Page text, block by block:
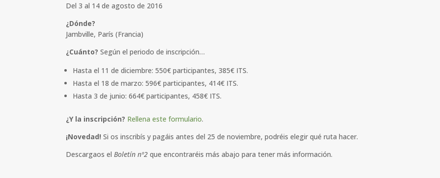
Del 3 al 14 de agosto de 2016
¿Dónde?
Jambville, París (Francia)
¿Cuánto?Según el periodo de inscripción…
Hasta el 11 de diciembre: 550€ participantes, 385€ ITS.
Hasta el 18 de marzo: 596€ participantes, 414€ ITS.
Hasta 3 de junio: 664€ participantes, 458€ ITS.
¿Y la inscripción? Rellena este formulario.
¡Novedad!Si os inscribís y pagáis antes del 25 de noviembre, podréis elegir qué ruta hacer.
Descargaos elBoletín nº2 que encontraréis más abajo para tener más información.